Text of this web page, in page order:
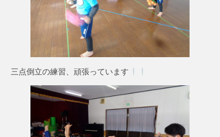
三点倒立の練習、頑張っています